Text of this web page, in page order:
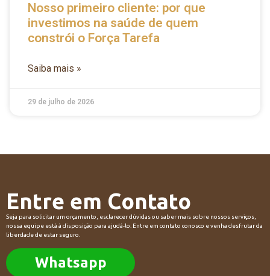
Nosso primeiro cliente: por que
investimos na saúde de quem
constrói o Força Tarefa
Saiba mais »
29 de julho de 2026
Entre em Contato
Seja para solicitar um orçamento, esclarecer dúvidas ou saber mais sobre nossos serviços,
nossa equipe está à disposição para ajudá-lo. Entre em contato conosco e venha desfrutar da
liberdade de estar seguro.
Whatsapp